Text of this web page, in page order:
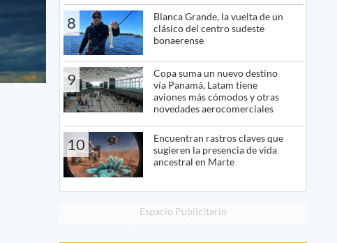
8
Blanca Grande, la vuelta de un
clásico del centro sudeste
bonaerense
9
Copa suma un nuevo destino
vía Panamá, Latam tiene
aviones más cómodos y otras
novedades aerocomerciales
10
Encuentran rastros claves que
sugieren la presencia de vida
ancestral en Marte
Espacio Publicitario